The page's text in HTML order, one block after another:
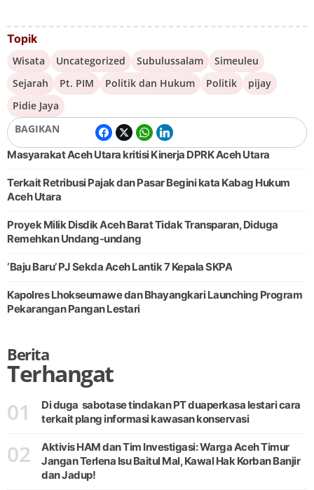
Topik
Wisata Uncategorized Subulussalam
Simeuleu
Sejarah
Pt. PIM Politik dan Hukum Politik
pijay
Pidie Jaya
BAGIKAN
Masyarakat Aceh Utara kritisi Kinerja DPRK Aceh Utara
Terkait Retribusi Pajak dan Pasar Begini kata Kabag Hukum
Aceh Utara
Proyek Milik Disdik Aceh Barat Tidak Transparan, Diduga
Remehkan Undang-undang
‘Baju Baru’ PJ Sekda Aceh Lantik 7 Kepala SKPA
Kapolres Lhokseumawe dan Bhayangkari Launching Program
Pekarangan Pangan Lestari
Berita
Terhangat
01
Di duga sabotase tindakan PT duaperkasa lestari cara
terkait plang informasi kawasan konservasi
02
Aktivis HAM dan Tim Investigasi: Warga Aceh Timur
Jangan Terlena Isu Baitul Mal, Kawal Hak Korban Banjir
dan Jadup!